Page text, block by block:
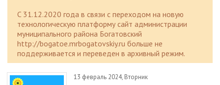
C 31.12.2020 года в связи с переходом на новую
технологическую платформу сайт администрации
муниципального района Богатовский
http://bogatoe.mrbogatovskiy.ru больше не
поддерживается и переведен в архивный режим.
13 февраль 2024, Вторник